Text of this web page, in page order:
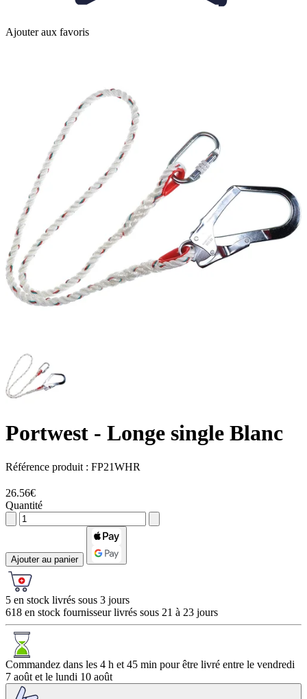
Ajouter aux favoris
Portwest - Longe single Blanc
Référence produit : FP21WHR
26.56€
Quantité
Ajouter au panier
5 en stock livrés sous 3 jours
618 en stock fournisseur livrés sous 21 à 23 jours
Commandez dans les 4 h et 45 min pour être livré entre le vendredi
7 août et le lundi 10 août